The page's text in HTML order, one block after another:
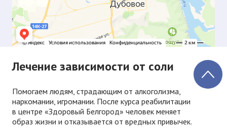
Лечение зависимости от соли
Помогаем людям, страдающим от алкоголизма,
наркомании, игромании. После курса реабилитации
в центре «Здоровый Белгород» человек меняет
образ жизни и отказывается от вредных привычек.